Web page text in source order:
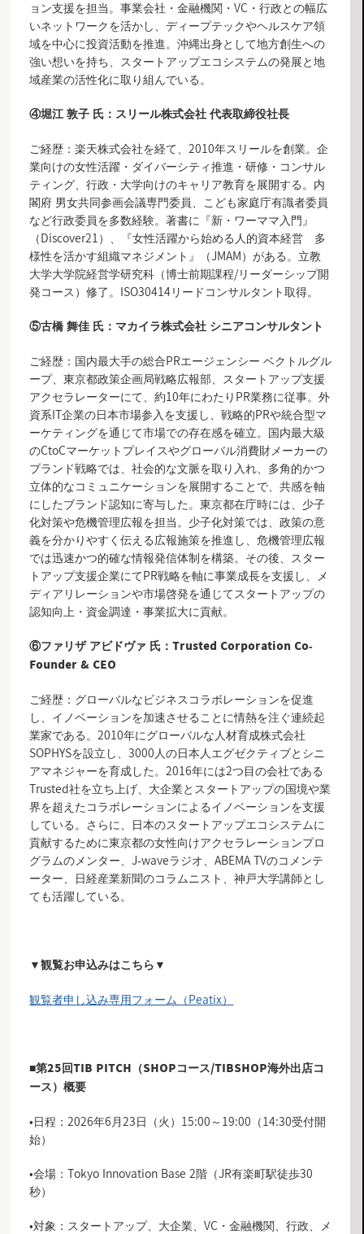
ョン支援を担当。事業会社・金融機関・VC・行政との幅広
いネットワークを活かし、ディープテックやヘルスケア領
域を中心に投資活動を推進。沖縄出身として地方創生への
強い想いを持ち、スタートアップエコシステムの発展と地
域産業の活性化に取り組んでいる。
④堀江 敦子 氏： スリール株式会社 代表取締役社長
ご経歴：楽天株式会社を経て、2010年スリールを創業。企
業向けの女性活躍・ダイバーシティ推進・研修・コンサル
ティング、行政・大学向けのキャリア教育を展開する。内
閣府 男女共同参画会議専門委員、こども家庭庁有識者委員
など行政委員を多数経験。著書に『新・ワーママ入門』
（Discover21）、『女性活躍から始める人的資本経営 多
様性を活かす組織マネジメント』（JMAM）がある。立教
大学大学院経営学研究科（博士前期課程/リーダーシップ開
発コース）修了。ISO30414リードコンサルタント取得。
⑤古橋 舞佳 氏：マカイラ株式会社 シニアコンサルタント
ご経歴：国内最大手の総合PRエージェンシー ベクトルグル
ープ、東京都政策企画局戦略広報部、スタートアップ支援
アクセラレーターにて、約10年にわたりPR業務に従事。外
資系IT企業の日本市場参入を支援し、戦略的PRや統合型マ
ーケティングを通じて市場での存在感を確立。国内最大級
のCtoCマーケットプレイスやグローバル消費財メーカーの
ブランド戦略では、社会的な文脈を取り入れ、多角的かつ
立体的なコミュニケーションを展開することで、共感を軸
にしたブランド認知に寄与した。東京都在庁時には、少子
化対策や危機管理広報を担当。少子化対策では、政策の意
義を分かりやすく伝える広報施策を推進し、危機管理広報
では迅速かつ的確な情報発信体制を構築。その後、スター
トアップ支援企業にてPR戦略を軸に事業成長を支援し、メ
ディアリレーションや市場啓発を通じてスタートアップの
認知向上・資金調達・事業拡大に貢献。
⑥ファリザ アビドヴァ 氏：Trusted Corporation Co-
Founder & CEO
ご経歴：グローバルなビジネスコラボレーションを促進
し、イノベーションを加速させることに情熱を注ぐ連続起
業家である。2010年にグローバルな人材育成株式会社
SOPHYSを設立し、3000人の日本人エグゼクティブとシニ
アマネジャーを育成した。2016年には2つ目の会社である
Trusted社を立ち上げ、大企業とスタートアップの国境や業
界を超えたコラボレーションによるイノベーションを支援
している。さらに、日本のスタートアップエコシステムに
貢献するために東京都の女性向けアクセラレーションプロ
グラムのメンター、J-waveラジオ、ABEMA TVのコメンテ
ーター、日経産業新聞のコラムニスト、神戸大学講師とし
ても活躍している。
▼観覧お申込みはこちら▼
観覧者申し込み専用フォーム（Peatix）
■第25回TIB PITCH（SHOPコース/TIBSHOP海外出店コ
ース）概要
•日程：2026年6月23日（火）15:00～19:00（14:30受付開
始）
•会場：Tokyo Innovation Base 2階（JR有楽町駅徒歩30
秒）
•対象：スタートアップ、大企業、VC・金融機関、行政、メ